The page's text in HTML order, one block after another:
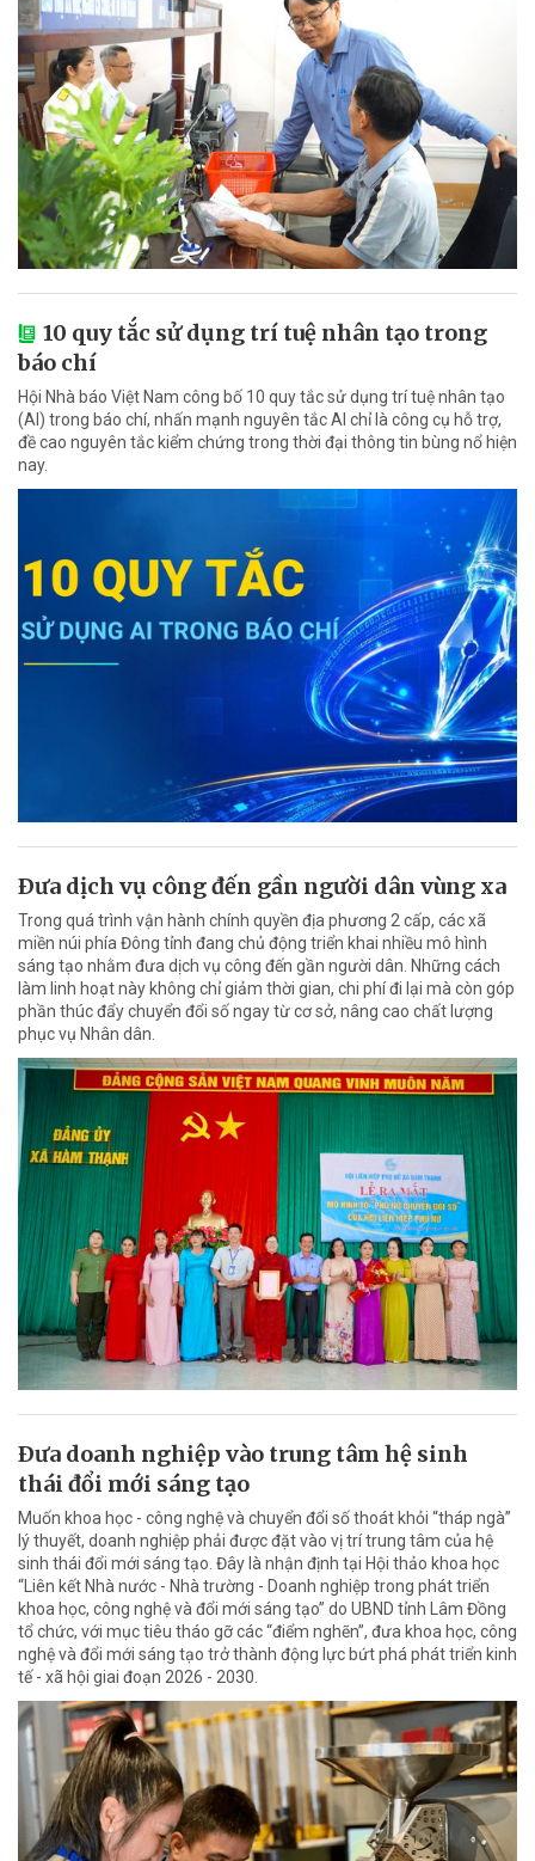
10 quy tắc sử dụng trí tuệ nhân tạo trong
báo chí
Hội Nhà báo Việt Nam công bố 10 quy tắc sử dụng trí tuệ nhân tạo
(AI) trong báo chí, nhấn mạnh nguyên tắc AI chỉ là công cụ hỗ trợ,
đề cao nguyên tắc kiểm chứng trong thời đại thông tin bùng nổ hiện
nay.
Ðưa dịch vụ công đến gần người dân vùng xa
Trong quá trình vận hành chính quyền địa phương 2 cấp, các xã
miền núi phía Đông tỉnh đang chủ động triển khai nhiều mô hình
sáng tạo nhằm đưa dịch vụ công đến gần người dân. Những cách
làm linh hoạt này không chỉ giảm thời gian, chi phí đi lại mà còn góp
phần thúc đẩy chuyển đổi số ngay từ cơ sở, nâng cao chất lượng
phục vụ Nhân dân.
Ðưa doanh nghiệp vào trung tâm hệ sinh
thái đổi mới sáng tạo
Muốn khoa học - công nghệ và chuyển đổi số thoát khỏi “tháp ngà”
lý thuyết, doanh nghiệp phải được đặt vào vị trí trung tâm của hệ
sinh thái đổi mới sáng tạo. Đây là nhận định tại Hội thảo khoa học
“Liên kết Nhà nước - Nhà trường - Doanh nghiệp trong phát triển
khoa học, công nghệ và đổi mới sáng tạo” do UBND tỉnh Lâm Đồng
tổ chức, với mục tiêu tháo gỡ các “điểm nghẽn”, đưa khoa học, công
nghệ và đổi mới sáng tạo trở thành động lực bứt phá phát triển kinh
tế - xã hội giai đoạn 2026 - 2030.